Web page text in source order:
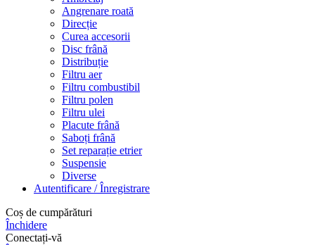
Angrenare roată
Direcție
Curea accesorii
Disc frână
Distribuție
Filtru aer
Filtru combustibil
Filtru polen
Filtru ulei
Placute frână
Saboți frână
Set reparație etrier
Suspensie
Diverse
Autentificare / Înregistrare
Coș de cumpărături
Închidere
Conectați-vă